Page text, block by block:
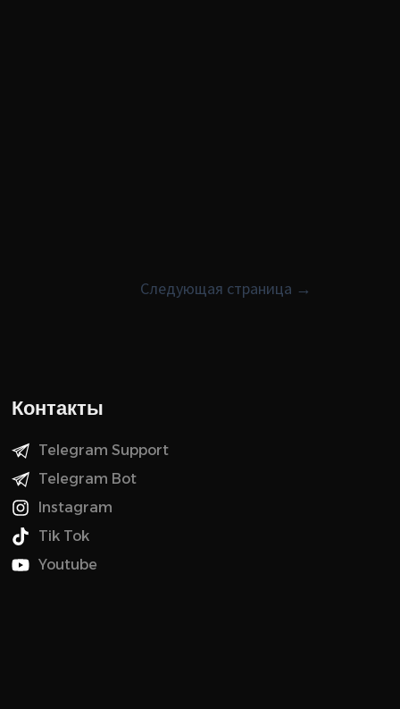
Следующая страница →
Контакты
Telegram Support
Telegram Bot
Instagram
Tik Tok
Youtube